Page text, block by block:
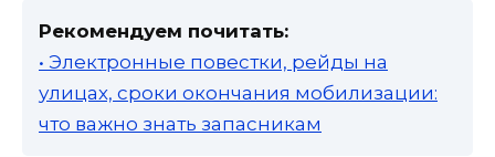
Рекомендуем почитать:
• Электронные повестки, рейды на
улицах, сроки окончания мобилизации:
что важно знать запасникам